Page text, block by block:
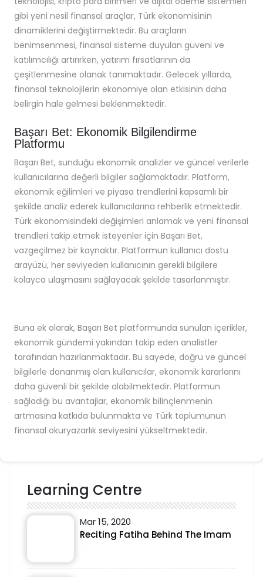
gibi yeni nesil finansal araçlar, Türk ekonomisinin
dinamiklerini değiştirmektedir. Bu araçların
benimsenmesi, finansal sisteme duyulan güveni ve
katılımcılığı artırırken, yatırım fırsatlarının da
çeşitlenmesine olanak tanımaktadır. Gelecek yıllarda,
finansal teknolojilerin ekonomiye olan etkisinin daha
belirgin hale gelmesi beklenmektedir.
Başarı Bet: Ekonomik Bilgilendirme
Platformu
Başarı Bet, sunduğu ekonomik analizler ve güncel verilerle
kullanıcılarına değerli bilgiler sağlamaktadır. Platform,
ekonomik eğilimleri ve piyasa trendlerini kapsamlı bir
şekilde analiz ederek kullanıcılarına rehberlik etmektedir.
Türk ekonomisindeki değişimleri anlamak ve yeni finansal
trendleri takip etmek isteyenler için Başarı Bet,
vazgeçilmez bir kaynaktır. Platformun kullanıcı dostu
arayüzü, her seviyeden kullanıcının gerekli bilgilere
kolayca ulaşmasını sağlayacak şekilde tasarlanmıştır.
Buna ek olarak, Başarı Bet platformunda sunulan içerikler,
ekonomik gündemi yakından takip eden analistler
tarafından hazırlanmaktadır. Bu sayede, doğru ve güncel
bilgilerle donanmış olan kullanıcılar, ekonomik kararlarını
daha güvenli bir şekilde alabilmektedir. Platformun
sağladığı bu avantajlar, ekonomik bilinçlenmenin
artmasına katkıda bulunmakta ve Türk toplumunun
finansal okuryazarlık seviyesini yükseltmektedir.
Learning Centre
Mar 15, 2020
Reciting Fatiha Behind The Imam